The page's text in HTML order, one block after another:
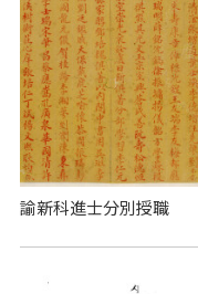
諭新科進士分別授職